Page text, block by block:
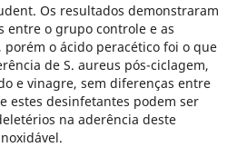
Os resultados demonstraram
entre o grupo controle e as
o ácido peracético foi o que
de S. aureus pós-ciclagem,
e vinagre, sem diferenças entre
estes desinfetantes podem ser
na aderência deste